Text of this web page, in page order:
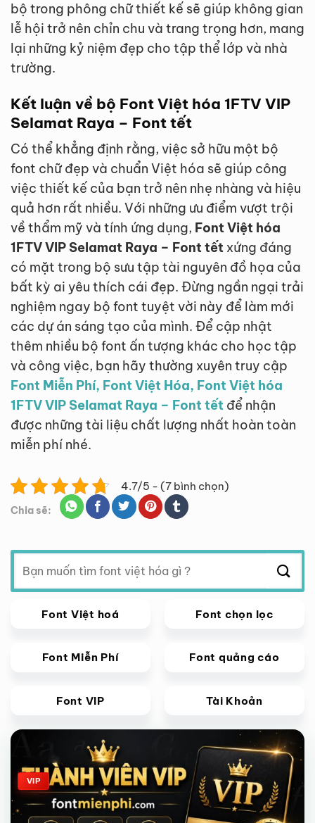
bộ trong phông chữ thiết kế sẽ giúp không gian
lễ hội trở nên chỉn chu và trang trọng hơn, mang
lại những kỷ niệm đẹp cho tập thể lớp và nhà
trường.
Kết luận về bộ Font Việt hóa 1FTV VIP
Selamat Raya – Font tết
Có thể khẳng định rằng, việc sở hữu một bộ
font chữ đẹp và chuẩn Việt hóa sẽ giúp công
việc thiết kế của bạn trở nên nhẹ nhàng và hiệu
quả hơn rất nhiều. Với những ưu điểm vượt trội
về thẩm mỹ và tính ứng dụng, Font Việt hóa
1FTV VIP Selamat Raya – Font tết xứng đáng
có mặt trong bộ sưu tập tài nguyên đồ họa của
bất kỳ ai yêu thích cái đẹp. Đừng ngần ngại trải
nghiệm ngay bộ font tuyệt vời này để làm mới
các dự án sáng tạo của mình. Để cập nhật
thêm nhiều bộ font ấn tượng khác cho học tập
và công việc, bạn hãy thường xuyên truy cập
Font Miễn Phí, Font Việt Hóa, Font Việt hóa
1FTV VIP Selamat Raya – Font tết để nhận
được những tài liệu chất lượng nhất hoàn toàn
miễn phí nhé.
4.7/5 - (7 bình chọn)
Chia sẽ:
Tìm
kiếm:
Font Việt hoá Font chọn lọc
Font Miễn Phí Font quảng cáo
Font VIP Tài Khoản
Giảm giá!
VIP